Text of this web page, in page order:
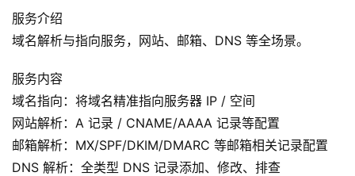
服务介绍
域名解析与指向服务，网站、邮箱、DNS 等全场景。
服务内容
域名指向：将域名精准指向服务器 IP / 空间
网站解析：A 记录 / CNAME/AAAA 记录等配置
邮箱解析：MX/SPF/DKIM/DMARC 等邮箱相关记录配置
DNS 解析：全类型 DNS 记录添加、修改、排查